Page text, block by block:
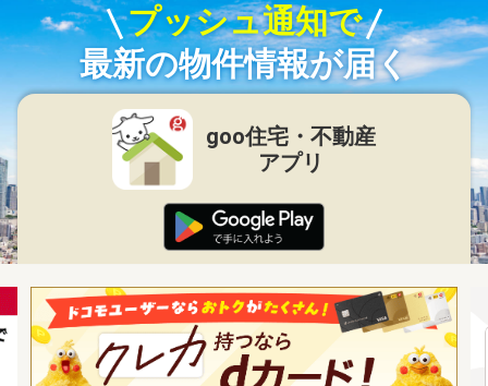
プッシュ通知で
最新の物件情報が届く
goo住宅・不動産
アプリ